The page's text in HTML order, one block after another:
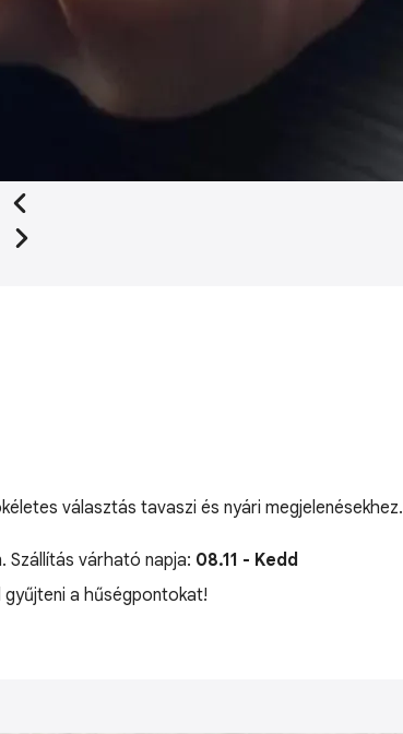
választás tavaszi és nyári megjelenésekhez.
várható napja: 08.11 - Kedd
gyűjteni a hűségpontokat!